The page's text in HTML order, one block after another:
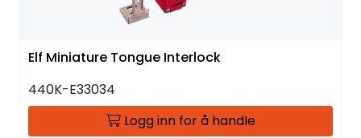
Elf Miniature Tongue Interlock
440K-E33034
Logg inn for å handle